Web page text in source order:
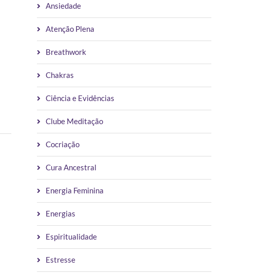
Ansiedade
Atenção Plena
Breathwork
Chakras
Ciência e Evidências
Clube Meditação
Cocriação
Cura Ancestral
Energia Feminina
Energias
Espiritualidade
Estresse